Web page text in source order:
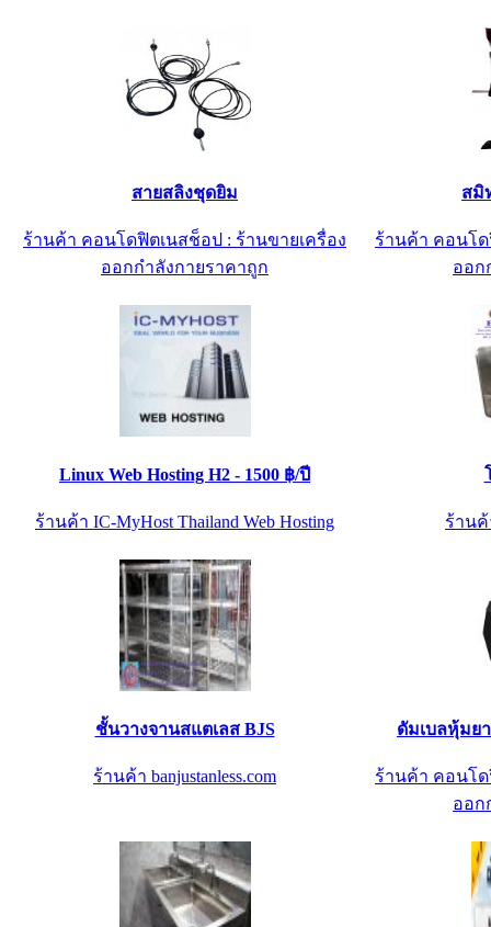
สายสลิงชุดยิม
ร้านค้า คอนโดฟิตเนสช็อป : ร้านขายเครื่อง
ออกกำลังกายราคาถูก
สมิ
ร้านค้า คอนโด
ออก
Linux Web Hosting H2 - 1500 ฿/ปี
ร้านค้า IC-MyHost Thailand Web Hosting ร้านค้
ชั้นวางจานสแตเลส BJS
ร้านค้า banjustanless.com
ดัมเบลหุ้มย
ร้านค้า คอนโด
ออก